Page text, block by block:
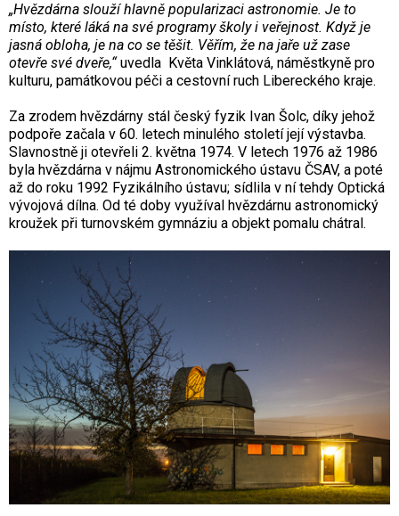
„Hvězdárna slouží hlavně popularizaci astronomie. Je to
místo, které láká na své programy školy i veřejnost. Když je
jasná obloha, je na co se těšit. Věřím, že na jaře už zase
otevře své dveře,“uvedla Květa Vinklátová, náměstkyně pro
kulturu, památkovou péči a cestovní ruch Libereckého kraje.
Za zrodem hvězdárny stál český fyzik Ivan Šolc, díky jehož
podpoře začala v 60. letech minulého století její výstavba.
Slavnostně ji otevřeli 2. května 1974. V letech 1976 až 1986
byla hvězdárna v nájmu Astronomického ústavu ČSAV, a poté
až do roku 1992 Fyzikálního ústavu; sídlila v ní tehdy Optická
vývojová dílna. Od té doby využíval hvězdárnu astronomický
kroužek při turnovském gymnáziu a objekt pomalu chátral.